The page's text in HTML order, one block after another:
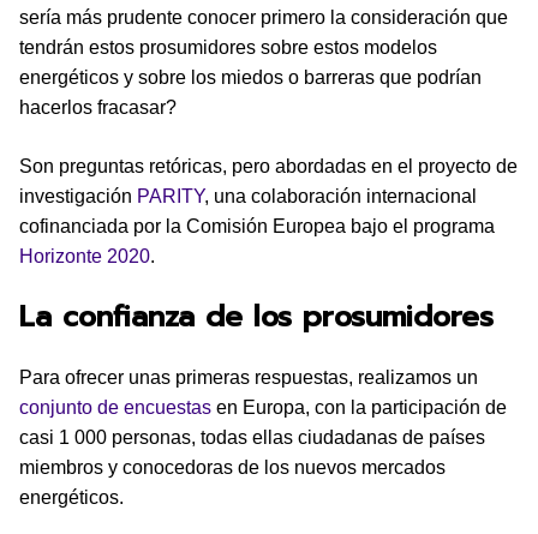
sería más prudente conocer primero la consideración que
tendrán estos prosumidores sobre estos modelos
energéticos y sobre los miedos o barreras que podrían
hacerlos fracasar?
Son preguntas retóricas, pero abordadas en el proyecto de
investigación PARITY, una colaboración internacional
cofinanciada por la Comisión Europea bajo el programa
Horizonte 2020.
La confianza de los prosumidores
Para ofrecer unas primeras respuestas, realizamos un
conjunto de encuestas en Europa, con la participación de
casi 1 000 personas, todas ellas ciudadanas de países
miembros y conocedoras de los nuevos mercados
energéticos.